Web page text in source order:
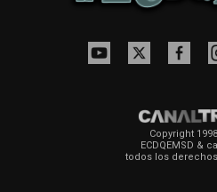
Copyright
ECDQEMSD &
todos los